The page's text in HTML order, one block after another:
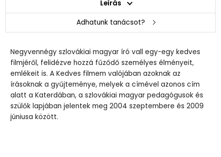
Leírás
Adhatunk tanácsot?
Negyvennégy szlovákiai magyar író vall egy-egy kedves
filmjéről, felidézve hozzá fűződő személyes élményeit,
emlékeit is. A Kedves filmem valójában azoknak az
írásoknak a gyűjteménye, melyek a címével azonos cím
alatt a Katerdában, a szlovákiai magyar pedagógusok és
szülők lapjában jelentek meg 2004 szeptembere és 2009
júniusa között.